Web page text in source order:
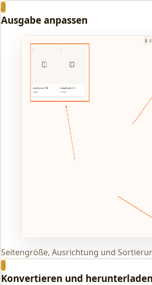
2
Ausgabe anpassen
Seitengröße, Ausrichtung und
3
Konvertieren und herunterladen